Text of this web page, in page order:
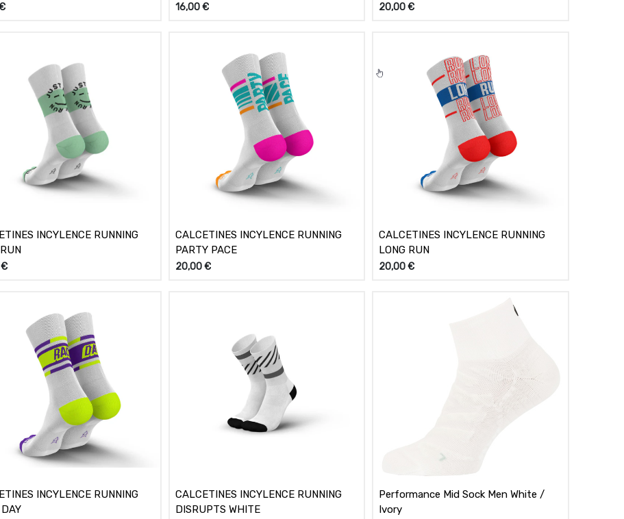
16,00€ 20,00€
INCYLENCE RUNNING
€
CALCETINES INCYLENCE RUNNING
PARTY PACE
20,00€
CALCETINES INCYLENCE RUNNING
LONG RUN
20,00€
INCYLENCE RUNNING
CALCETINES INCYLENCE RUNNING
DISRUPTS WHITE
Performance Mid Sock Men White /
Ivory